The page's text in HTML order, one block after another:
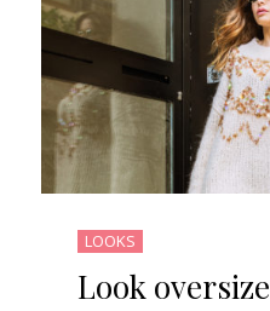
LOOKS
Look oversize